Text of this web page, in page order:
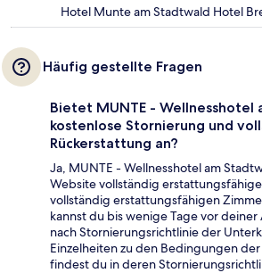
Hotel Munte am Stadtwald Hotel
Häufig gestellte Fragen
Bietet MUNTE - Wellnesshotel
kostenlose Stornierung und
Rückerstattung an?
Ja, MUNTE - Wellnesshotel am
Website vollständig
vollständig erstattungsfähigen
kannst du bis wenige Tage vor
nach Stornierungsrichtlinie der
Einzelheiten zu den Bedingungen
findest du in deren